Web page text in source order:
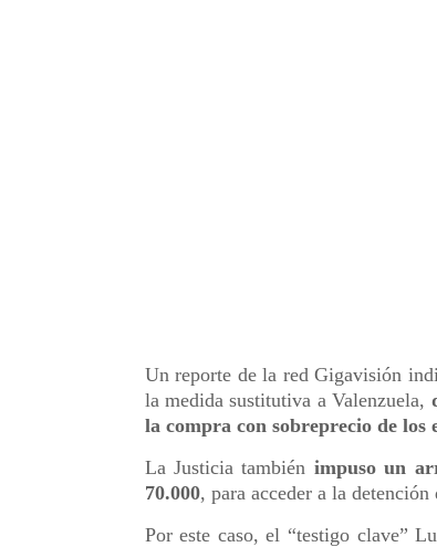
Un reporte de la red Gigavisión
la medida sustitutiva a Valenzuela,
la compra con sobreprecio de los
La Justicia también impuso un
70.000, para acceder a la
Por este caso, el “testigo clave”